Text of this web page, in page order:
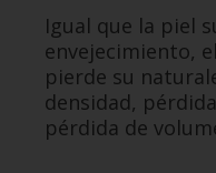
Igual que la piel
envejecimiento,
pierde su
densidad,
pérdida de